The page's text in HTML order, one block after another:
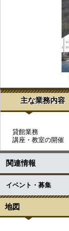
主な業務内容
貸館業務
講座・教室の開催
関連情報
イベント・募集
地図